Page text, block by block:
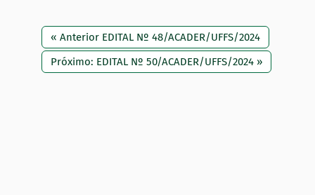
« Anterior EDITAL Nº 48/ACADER/UFFS/2024
Próximo: EDITAL Nº 50/ACADER/UFFS/2024 »